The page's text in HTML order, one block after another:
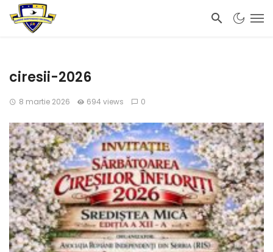
ciresii-2026
8 martie 2026 694 views 0